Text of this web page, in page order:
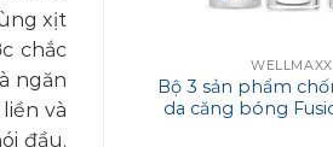
WELLMAXX
Bộ 3 sản phẩm
da căng bóng
xịt
chắc
ngăn
và
đầu.